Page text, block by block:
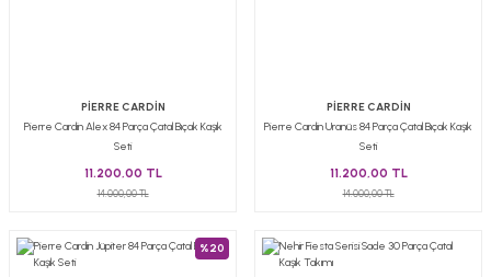
PİERRE CARDİN
Pierre Cardin Alex 84 Parça Çatal Bıçak Kaşık
Seti
11.200,00 TL
14.000,00 TL
PİERRE CARDİN
Pierre Cardin Uranüs 84 Parça Çatal Bıçak Kaşık
Seti
11.200,00 TL
14.000,00 TL
%20